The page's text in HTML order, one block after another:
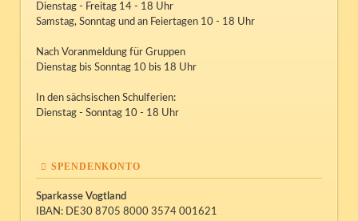
Dienstag - Freitag 14 - 18 Uhr
Samstag, Sonntag und an Feiertagen 10 - 18 Uhr
Nach Voranmeldung für Gruppen
Dienstag bis Sonntag 10 bis 18 Uhr
In den sächsischen Schulferien:
Dienstag - Sonntag 10 - 18 Uhr
SPENDENKONTO
Sparkasse Vogtland
IBAN: DE30 8705 8000 3574 001621